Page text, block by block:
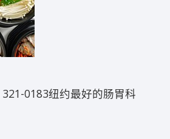
0183纽约最好的肠胃科